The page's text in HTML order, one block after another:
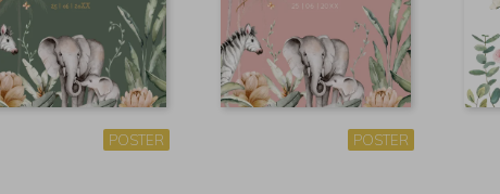
POSTER POSTER